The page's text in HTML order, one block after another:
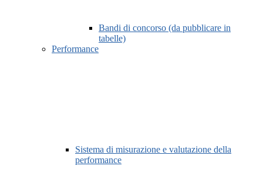
Bandi di concorso (da pubblicare in
tabelle)
Performance
Sistema di misurazione e valutazione della
performance